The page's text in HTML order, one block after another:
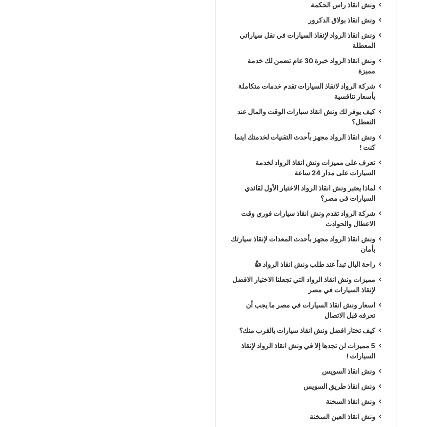
ونش انقاذ راس الحكمة
ونش انقاذ بولاق الدكرور
ونش انقاذ الرواد لإنقاذ السيارات في نقل سياراتي
المعطلة
ونش انقاذ الرواد خبرة 30 عام تضمن لك خدمة
مميزة
شركة الرواد لانقاذ السيارات تقدم خدمات متكاملة
بأسعار تنافسية
كيف يوفر لك ونش انقاذ سيارات الوقت والمال عند
التعطل؟
ونش انقاذ الرواد مجهز بأحدث التقنيات لخدمتك اينما
كنت !
تعرف على مميزات ونش انقاذ الرواد لخدمة
السيارات على مدار 24 ساعة
لماذا يعتبر ونش انقاذ الرواد الاختيار الأول لقائدي
السيارات في مصر؟
شركة الرواد تقدم ونش انقاذ سيارات فوري وقت
الاعطال والحوادث
ونش انقاذ الرواد مجهز بأحدث المعدات لإنقاذ سيارتك
بأمان
راحة البال تبدأ عند طلب ونش انقاذ الرواد 👍
مميزات ونش انقاذ الرواد التي تجعلنا الاختيار الافضل
لإنقاذ السيارات في مصر
اسعار ونش انقاذ السيارات في مصر ما يجب أن
تعرفه قبل الاتصال
كيف تختار افضل ونش انقاذ سيارات بالقرب منك؟
5 مميزات لن تجدها إلا في ونش انقاذ الرواد لإنقاذ
السيارات !
ونش انقاذ السويس
ونش انقاذ طريق السويس
ونش انقاذ السخنة
ونش انقاذ العين السخنة